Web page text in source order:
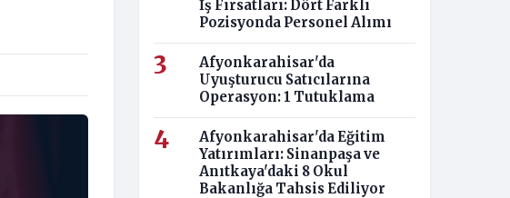
İş Fırsatları: Dört Farklı
Pozisyonda Personel Alımı
Afyonkarahisar'da
Uyuşturucu Satıcılarına
Operasyon: 1 Tutuklama
Afyonkarahisar'da Eğitim
Yatırımları: Sinanpaşa ve
Anıtkaya'daki 8 Okul
Bakanlığa Tahsis Ediliyor